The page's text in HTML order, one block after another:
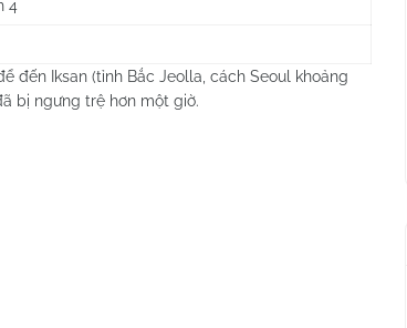
đến Iksan (tỉnh Bắc Jeolla, cách Seoul khoảng
bị ngưng trệ hơn một giờ.